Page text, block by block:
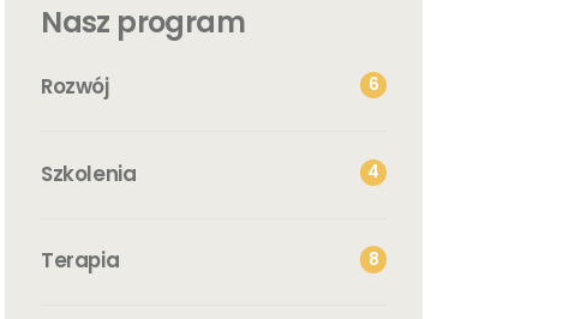
Nasz program
Rozwój 6
Szkolenia 4
Terapia 8